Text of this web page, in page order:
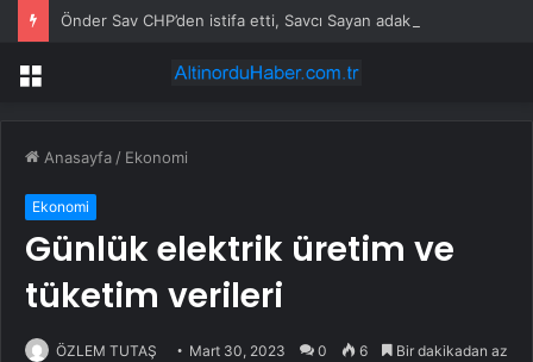
Önder Sav CHP’den istifa etti, Savcı Sayan adak kesti
Menü
Anasayfa / Ekonomi
Ekonomi
Günlük elektrik üretim ve
tüketim verileri
ÖZLEM TUTAŞ Mart 30, 2023 0 6 Bir dakikadan az